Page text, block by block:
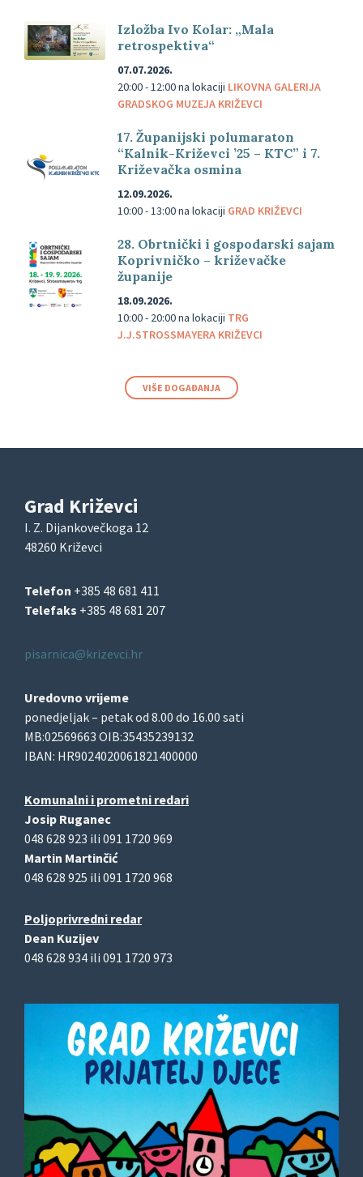
Izložba Ivo Kolar: „Mala
retrospektiva“
07.07.2026.
20:00 - 12:00na lokaciji LIKOVNA GALERIJA
GRADSKOG MUZEJA KRIŽEVCI
17. Županijski polumaraton
“Kalnik-Križevci ’25 – KTC” i 7.
Križevačka osmina
12.09.2026.
10:00 - 13:00na lokaciji GRAD KRIŽEVCI
28. Obrtnički i gospodarski sajam
Koprivničko – križevačke
županije
18.09.2026.
10:00 - 20:00na lokaciji TRG
J.J.STROSSMAYERA KRIŽEVCI
VIŠE DOGAĐANJA
Grad Križevci
I. Z. Dijankovečkoga 12
48260 Križevci
Telefon +385 48 681 411
Telefaks +385 48 681 207
pisarnica@krizevci.hr
Uredovno vrijeme
ponedjeljak – petak od 8.00 do 16.00 sati
MB:02569663 OIB:35435239132
IBAN: HR9024020061821400000
Komunalni i prometni redari
Josip Ruganec
048 628 923 ili 091 1720 969
Martin Martinčić
048 628 925 ili 091 1720 968
Poljoprivredni redar
Dean Kuzijev
048 628 934 ili 091 1720 973